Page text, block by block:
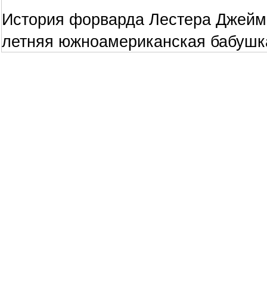
История форварда Лестера
летняя южноамериканская